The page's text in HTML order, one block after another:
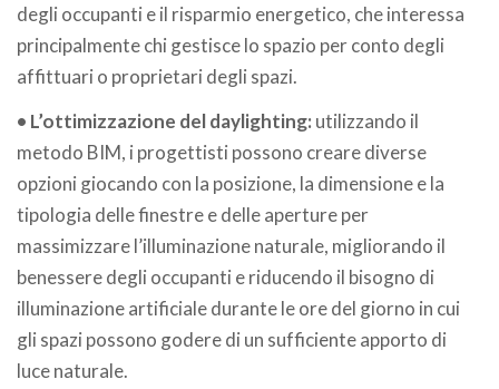
degli occupanti e il risparmio energetico, che interessa
principalmente chi gestisce lo spazio per conto degli
affittuari o proprietari degli spazi.
• L’ottimizzazione del daylighting: utilizzando il
metodo BIM, i progettisti possono creare diverse
opzioni giocando con la posizione, la dimensione e la
tipologia delle finestre e delle aperture per
massimizzare l’illuminazione naturale, migliorando il
benessere degli occupanti e riducendo il bisogno di
illuminazione artificiale durante le ore del giorno in cui
gli spazi possono godere di un sufficiente apporto di
luce naturale.